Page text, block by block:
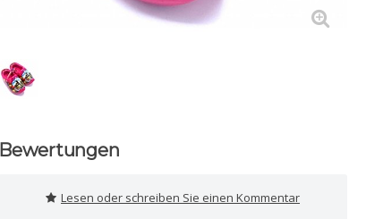
Bewertungen
Lesen oder schreiben Sie einen Kommentar